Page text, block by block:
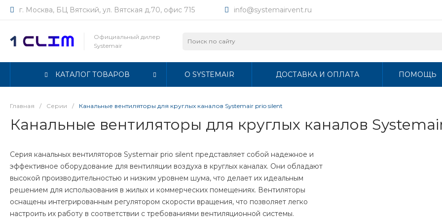
г. Москва, БЦ Вятский, ул. Вятская д.70, офис 715 info@systemairvent.ru
Официальный дилер
Systemair
КАТАЛОГ ТОВАРОВ О SYSTEMAIR ДОСТАВКА И ОПЛАТА ПОМОЩЬ
Главная / Серии / Канальные вентиляторы для круглых каналов Systemair prio silent
Канальные вентиляторы для круглых каналов
Серия канальных вентиляторов Systemair prio silent представляет собой надежное и
эффективное оборудование для вентиляции воздуха в круглых каналах. Они обладают
высокой производительностью и низким уровнем шума, что делает их идеальным
решением для использования в жилых и коммерческих помещениях. Вентиляторы
оснащены интегрированным регулятором скорости вращения, что позволяет легко
настроить их работу в соответствии с требованиями вентиляционной системы.